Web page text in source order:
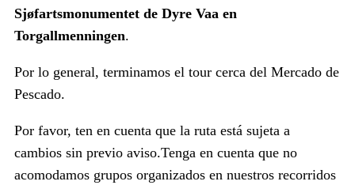
Sjøfartsmonumentet de Dyre Vaa en
Torgallmenningen.
Por lo general, terminamos el tour cerca del Mercado de
Pescado.
Por favor, ten en cuenta que la ruta está sujeta a
cambios sin previo aviso.Tenga en cuenta que no
acomodamos grupos organizados en nuestros recorridos